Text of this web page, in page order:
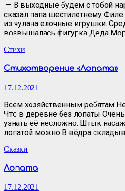
— В выходные будем с тобой
сказал папа шестилетнему
из чулана елочные игрушки.
возвышалась фигурка Деда
Стихи
Стихотворение «Лопата»
17.12.2021
Всем хозяйственным ребятам
Что в деревне без лопаты
узнать её несложно: Штык
лопатой можно В вёдра
Сказки
Лопата
17.12.2021